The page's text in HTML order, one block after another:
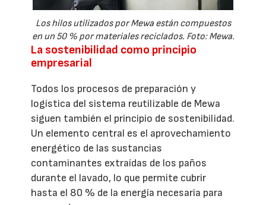
Los hilos utilizados por Mewa están compuestos
en un 50 % por materiales reciclados. Foto: Mewa.
La sostenibilidad como principio
empresarial
Todos los procesos de preparación y
logística del sistema reutilizable de Mewa
siguen también el principio de sostenibilidad.
Un elemento central es el aprovechamiento
energético de las sustancias
contaminantes extraídas de los paños
durante el lavado, lo que permite cubrir
hasta el 80 % de la energía necesaria para